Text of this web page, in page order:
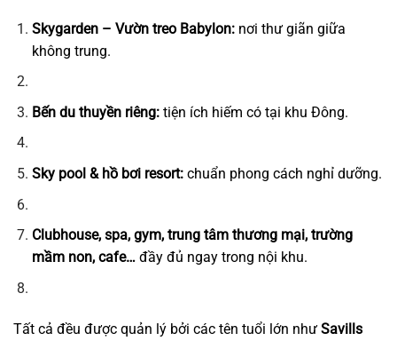
Skygarden – Vườn treo Babylon:nơi thư giãn giữa
không trung.
Bến du thuyền riêng:tiện ích hiếm có tại khu Đông.
Sky pool & hồ bơi resort:chuẩn phong cách nghỉ dưỡng.
Clubhouse, spa, gym, trung tâm thương mại, trường
mầm non, cafe…đầy đủ ngay trong nội khu.
Tất cả đều được quản lý bởi các tên tuổi lớn như Savills